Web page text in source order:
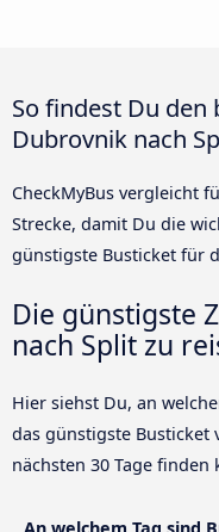
So findest Du den
Dubrovnik nach
CheckMyBus vergleicht
Strecke, damit Du die
günstigste Busticket für
Die günstigste
nach Split zu
Hier siehst Du, an
das günstigste
nächsten 30 Tage finden